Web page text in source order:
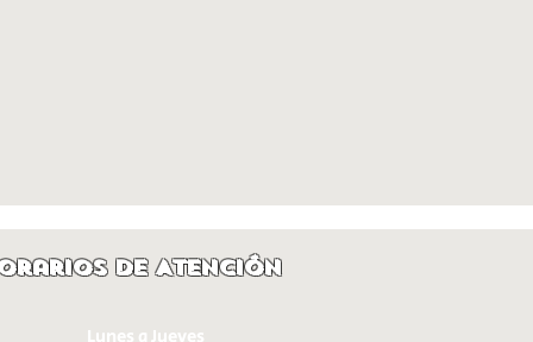
de Atención
Lunes a Jueves